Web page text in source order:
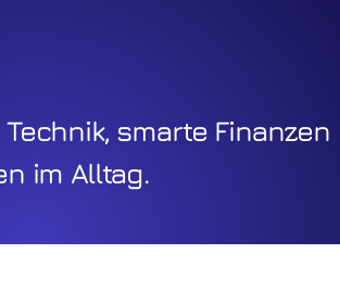
smarte
im Alltag.